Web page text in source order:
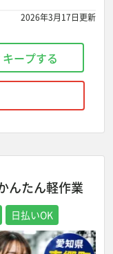
2026年3月17日更新
キープする
んたん軽作業
日払いOK